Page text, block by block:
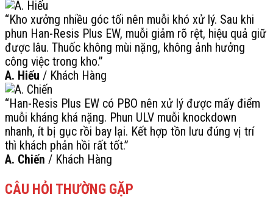
“Kho xưởng nhiều góc tối nên muỗi khó xử lý. Sau khi
phun Han-Resis Plus EW, muỗi giảm rõ rệt, hiệu quả giữ
được lâu. Thuốc không mùi nặng, không ảnh hưởng
công việc trong kho.”
A. Hiếu / Khách Hàng
“Han-Resis Plus EW có PBO nên xử lý được mấy điểm
muỗi kháng khá nặng. Phun ULV muỗi knockdown
nhanh, ít bị gục rồi bay lại. Kết hợp tồn lưu đúng vị trí
thì khách phản hồi rất tốt.”
A. Chiến / Khách Hàng
CÂU HỎI THƯỜNG GẶP